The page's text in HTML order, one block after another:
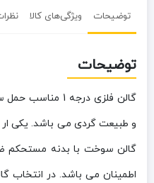
توضیحات ویژگی‌های کالا
توضیحات
گالن فلزی درجه
و طبیعت گردی می باشد. یکی
گالن سوخت با بدنه
اطمینان می باشد. در انتخاب